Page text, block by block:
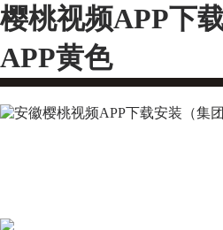
樱桃视频APP下
APP黄色